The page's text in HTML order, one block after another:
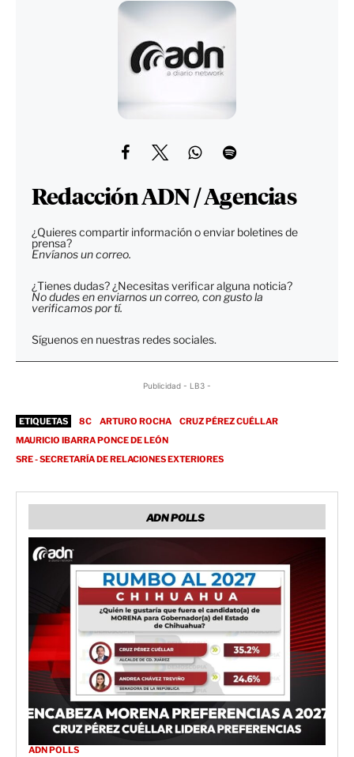
Redacción ADN / Agencias
¿Quieres compartir información o enviar boletines de
prensa?
Envíanos un correo.
¿Tienes dudas? ¿Necesitas verificar alguna noticia?
No dudes en enviarnos un correo, con gusto la
verificamos por tí.
Síguenos en nuestras redes sociales.
Publicidad - LB3 -
ETIQUETAS 8C ARTURO ROCHA
CRUZ PÉREZ CUÉLLAR
MAURICIO IBARRA PONCE DE LEÓN
SRE - SECRETARÍA DE RELACIONES EXTERIORES
ADN POLLS
ADN POLLS